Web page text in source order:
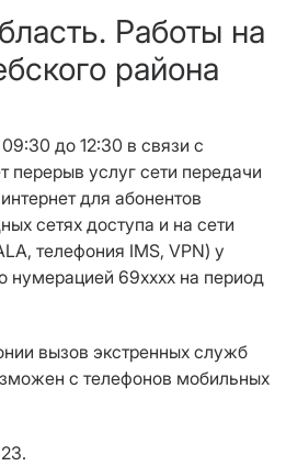
Работы на
района
до 12:30 в связи с
перерыв услуг сети передачи
для абонентов
сетях доступа и на сети
, телефония IMS, VPN) у
нумерацией 69хххх на период
вызов экстренных служб
с телефонов мобильных